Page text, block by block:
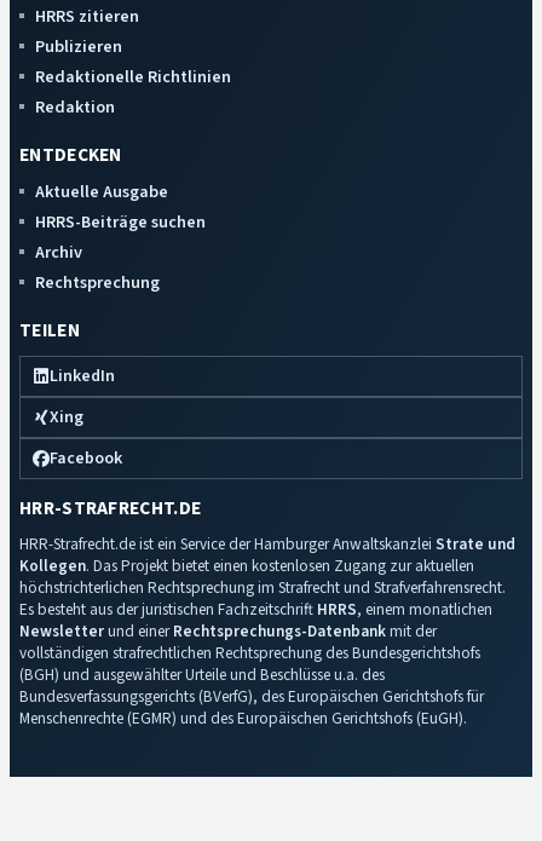
HRRS zitieren
Publizieren
Redaktionelle Richtlinien
Redaktion
ENTDECKEN
Aktuelle Ausgabe
HRRS-Beiträge suchen
Archiv
Rechtsprechung
TEILEN
LinkedIn
Xing
Facebook
HRR-STRAFRECHT.DE
HRR-Strafrecht.de ist ein Service der Hamburger Anwaltskanzlei Strate und
Kollegen. Das Projekt bietet einen kostenlosen Zugang zur aktuellen
höchstrichterlichen Rechtsprechung im Strafrecht und Strafverfahrensrecht.
Es besteht aus der juristischen Fachzeitschrift HRRS, einem monatlichen
Newsletterund einerRechtsprechungs-Datenbankmit der
vollständigen strafrechtlichen Rechtsprechung des Bundesgerichtshofs
(BGH) und ausgewählter Urteile und Beschlüsse u.a. des
Bundesverfassungsgerichts (BVerfG), des Europäischen Gerichtshofs für
Menschenrechte (EGMR) und des Europäischen Gerichtshofs (EuGH).